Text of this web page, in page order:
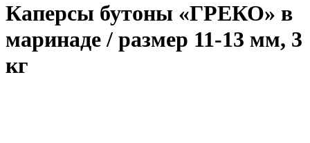
Каперсы бутоны «ГРЕКО» в
маринаде / размер 11-13 мм, 3
кг